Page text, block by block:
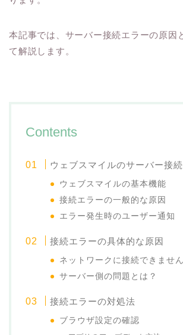
本記事では、サーバー接続エラーの原因
て解説します。
Contents
ウェブスマイルのサーバー接
ウェブスマイルの基本機能
接続エラーの一般的な原因
エラー発生時のユーザー通知
接続エラーの具体的な原因
ネットワークに接続できません
サーバー側の問題とは？
接続エラーの対処法
ブラウザ設定の確認